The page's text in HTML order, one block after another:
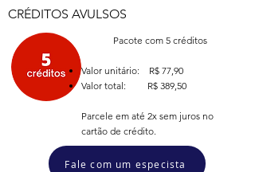
CRÉDITOS AVULSOS
Pacote com 5 créditos
Valor unitário: R$ 77,90
Valor total: R$ 389,50
Parcele em até 2x sem juros no
cartão de crédito.
Fale com um especista